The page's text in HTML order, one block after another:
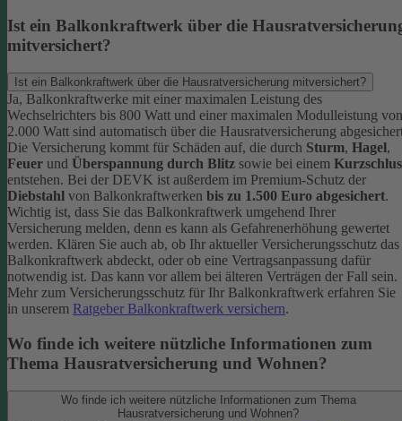
Ist ein Balkonkraftwerk über die
mitversichert?
Ist ein Balkonkraftwerk über die Hausratversicherung mitversichert?
Ja, Balkonkraftwerke mit einer maximalen Leistung des
Wechselrichters bis 800 Watt und einer maximalen Modulleistung von
2.000 Watt sind automatisch über die Hausratversicherung
Die Versicherung kommt für Schäden auf, die durch Sturm, Hagel,
Feuer und Überspannung durch Blitz sowie bei einem
entstehen. Bei der DEVK ist außerdem im Premium-Schutz der
Diebstahl von Balkonkraftwerken bis zu 1.500 Euro abgesichert.
Wichtig ist, dass Sie das Balkonkraftwerk umgehend Ihrer
Versicherung melden, denn es kann als Gefahrenerhöhung gewertet
werden. Klären Sie auch ab, ob Ihr aktueller Versicherungsschutz das
Balkonkraftwerk abdeckt, oder ob eine Vertragsanpassung dafür
notwendig ist. Das kann vor allem bei älteren Verträgen der Fall sein.
Mehr zum Versicherungsschutz für Ihr Balkonkraftwerk erfahren Sie
in unserem Ratgeber Balkonkraftwerk versichern.
Wo finde ich weitere nützliche Informationen zum
Thema Hausratversicherung und Wohnen?
Wo finde ich weitere nützliche Informationen zum Thema
Hausratversicherung und Wohnen?